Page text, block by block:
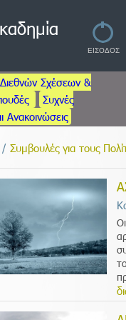
/ Συμβουλές για τους
Σχέσεων &
Συχνές
Ανακοινώσεις